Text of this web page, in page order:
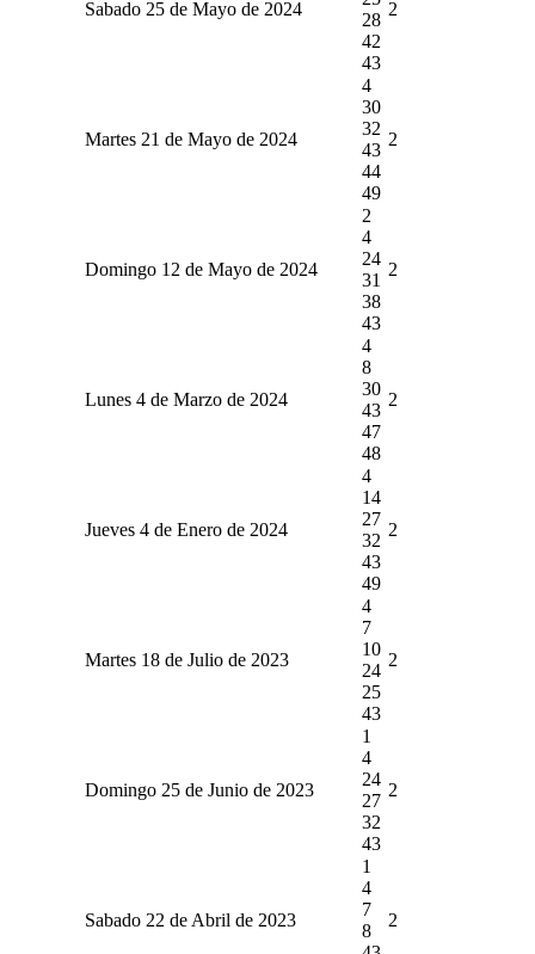
Sabado 25 de Mayo de 2024
28
42
43
2
Martes 21 de Mayo de 2024
4
30
32
43
44
49
2
Domingo 12 de Mayo de 2024
2
4
24
31
38
43
2
Lunes 4 de Marzo de 2024
4
8
30
43
47
48
2
Jueves 4 de Enero de 2024
4
14
27
32
43
49
2
Martes 18 de Julio de 2023
4
7
10
24
25
43
2
Domingo 25 de Junio de 2023
1
4
24
27
32
43
2
Sabado 22 de Abril de 2023
1
4
7
8
2